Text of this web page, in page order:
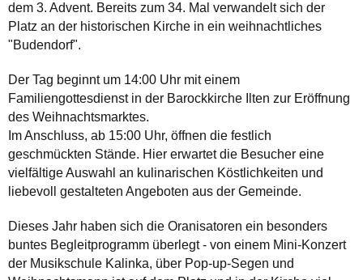
dem 3. Advent. Bereits zum 34. Mal verwandelt sich der
Platz an der historischen Kirche in ein weihnachtliches
"Budendorf".
Der Tag beginnt um 14:00 Uhr mit einem
Familiengottesdienst in der Barockkirche Ilten zur Eröffnung
des Weihnachtsmarktes.
Im Anschluss, ab 15:00 Uhr, öffnen die festlich
geschmückten Stände. Hier erwartet die Besucher eine
vielfältige Auswahl an kulinarischen Köstlichkeiten und
liebevoll gestalteten Angeboten aus der Gemeinde.
Dieses Jahr haben sich die Oranisatoren ein besonders
buntes Begleitprogramm überlegt - von einem Mini-Konzert
der Musikschule Kalinka, über Pop-up-Segen und